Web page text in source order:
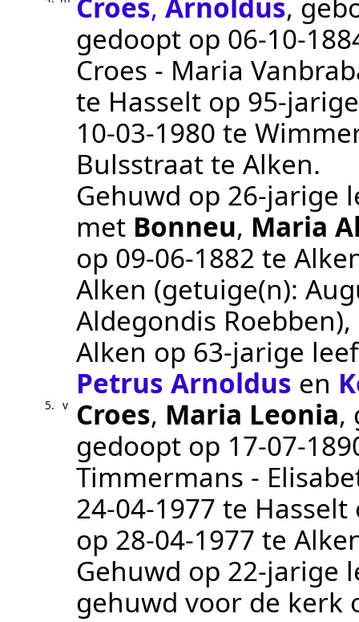
Croes,Arnoldus,
gedoopt op
Croes - Maria
te Hasselt op 95-
10‑03‑1980 te
Bulsstraat teAlken.
Gehuwd op 26-jarige
met Bonneu, Maria
op 09‑06‑1882 te
Alken (getuige(n):
Aldegondis Roebben)
Alken op 63-jarige
Petrus Arnoldus en
5. v Croes, Maria Leonia,
gedoopt op
Timmermans -
24‑04‑1977 te Hasselt
op 28‑04‑1977 te
Gehuwd op 22-jarige
gehuwd voor de kerk